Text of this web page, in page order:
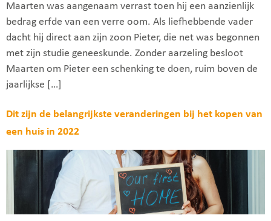
Maarten was aangenaam verrast toen hij een aanzienlijk
bedrag erfde van een verre oom. Als liefhebbende vader
dacht hij direct aan zijn zoon Pieter, die net was begonnen
met zijn studie geneeskunde. Zonder aarzeling besloot
Maarten om Pieter een schenking te doen, ruim boven de
jaarlijkse […]
Dit zijn de belangrijkste veranderingen bij het kopen van
een huis in 2022